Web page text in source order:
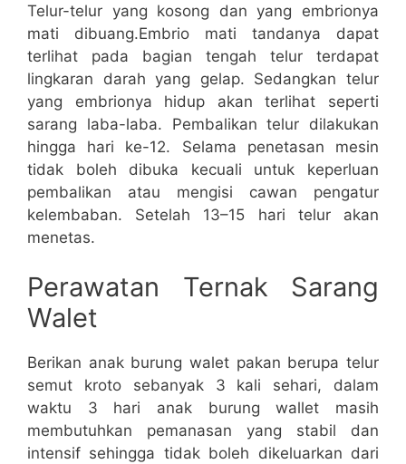
Telur-telur yang kosong dan yang embrionya
mati dibuang.Embrio mati tandanya dapat
terlihat pada bagian tengah telur terdapat
lingkaran darah yang gelap. Sedangkan telur
yang embrionya hidup akan terlihat seperti
sarang laba-laba. Pembalikan telur dilakukan
hingga hari ke-12. Selama penetasan mesin
tidak boleh dibuka kecuali untuk keperluan
pembalikan atau mengisi cawan pengatur
kelembaban. Setelah 13–15 hari telur akan
menetas.
Perawatan Ternak Sarang
Walet
Berikan anak burung walet pakan berupa telur
semut kroto sebanyak 3 kali sehari, dalam
waktu 3 hari anak burung wallet masih
membutuhkan pemanasan yang stabil dan
intensif sehingga tidak boleh dikeluarkan dari